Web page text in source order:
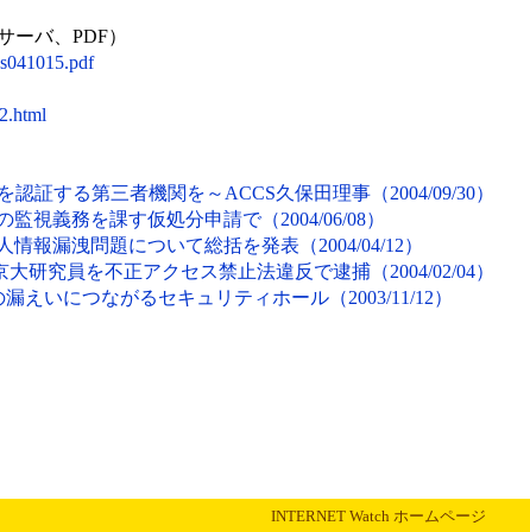
バ、PDF）
証する第三者機関を～ACCS久保田理事（2004/09/30）
視義務を課す仮処分申請で（2004/06/08）
報漏洩問題について総括を発表（2004/04/12）
研究員を不正アクセス禁止法違反で逮捕（2004/02/04）
えいにつながるセキュリティホール（2003/11/12）
INTERNET Watch ホームページ